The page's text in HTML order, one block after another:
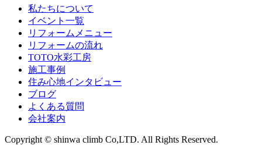
私たちについて
イベント一覧
リフォームメニュー
リフォームの流れ
TOTO水彩工房
施工事例
住み心地インタビュー
ブログ
よくある質問
会社案内
Copyright © shinwa climb Co,LTD. All Rights Reserved.